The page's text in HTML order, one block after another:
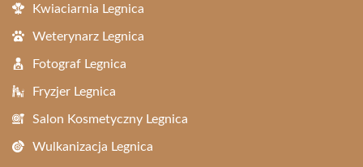
Kwiaciarnia Legnica
Weterynarz Legnica
Fotograf Legnica
Fryzjer Legnica
Salon Kosmetyczny Legnica
Wulkanizacja Legnica